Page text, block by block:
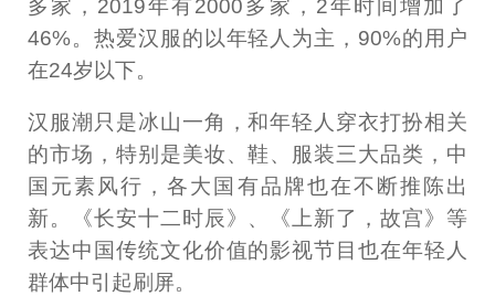
多家，2019年有2000多家，2年时间增加了
46%。热爱汉服的以年轻人为主，90%的用户
在24岁以下。
汉服潮只是冰山一角，和年轻人穿衣打扮相关
的市场，特别是美妆、鞋、服装三大品类，中
国元素风行，各大国有品牌也在不断推陈出
新。《长安十二时辰》、《上新了，故宫》等
表达中国传统文化价值的影视节目也在年轻人
群体中引起刷屏。